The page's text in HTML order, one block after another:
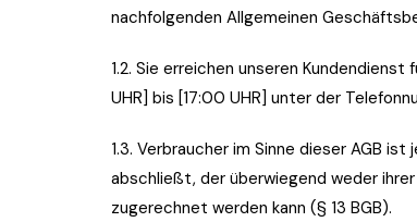
nachfolgenden Allgemeinen
1.2. Sie erreichen unseren
UHR] bis [17:00 UHR] unter der
1.3. Verbraucher im Sinne dieser AGB
abschließt, der überwiegend weder
zugerechnet werden kann (§ 13 BGB).